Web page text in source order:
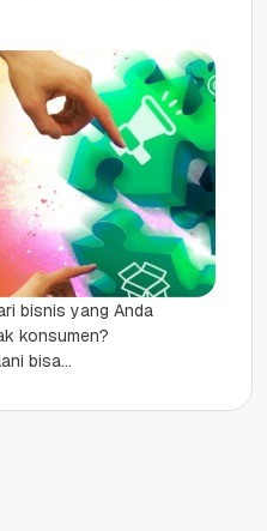
bisnis yang Anda
konsumen?
bisa